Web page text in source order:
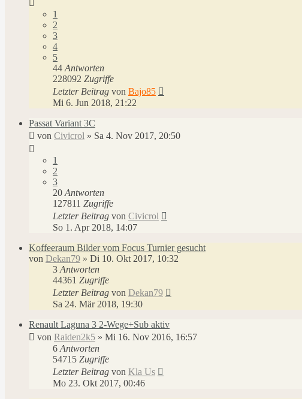
1
2
3
4
5
44 Antworten
228092 Zugriffe
Letzter Beitrag von Bajo85
Mi 6. Jun 2018, 21:22
Passat Variant 3C
von Civicrol » Sa 4. Nov 2017, 20:50
1
2
3
20 Antworten
127811 Zugriffe
Letzter Beitrag von Civicrol
So 1. Apr 2018, 14:07
Koffeeraum Bilder vom Focus Turnier gesucht
von Dekan79 » Di 10. Okt 2017, 10:32
3 Antworten
44361 Zugriffe
Letzter Beitrag von Dekan79
Sa 24. Mär 2018, 19:30
Renault Laguna 3 2-Wege+Sub aktiv
von Raiden2k5 » Mi 16. Nov 2016, 16:57
6 Antworten
54715 Zugriffe
Letzter Beitrag von Kla Us
Mo 23. Okt 2017, 00:46